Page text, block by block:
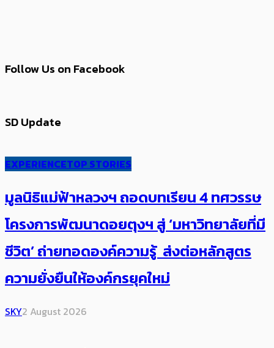
Follow Us on Facebook
SD Update
EXPERIENCETOP STORIES
มูลนิธิแม่ฟ้าหลวงฯ ถอดบทเรียน 4 ทศวรรษ
โครงการพัฒนาดอยตุงฯ สู่ ‘มหาวิทยาลัยที่มี
ชีวิต’ ถ่ายทอดองค์ความรู้ ส่งต่อหลักสูตร
ความยั่งยืนให้องค์กรยุคใหม่
SKY2 August 2026